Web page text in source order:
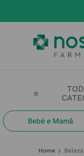
Bebé e Mamã
Beleza